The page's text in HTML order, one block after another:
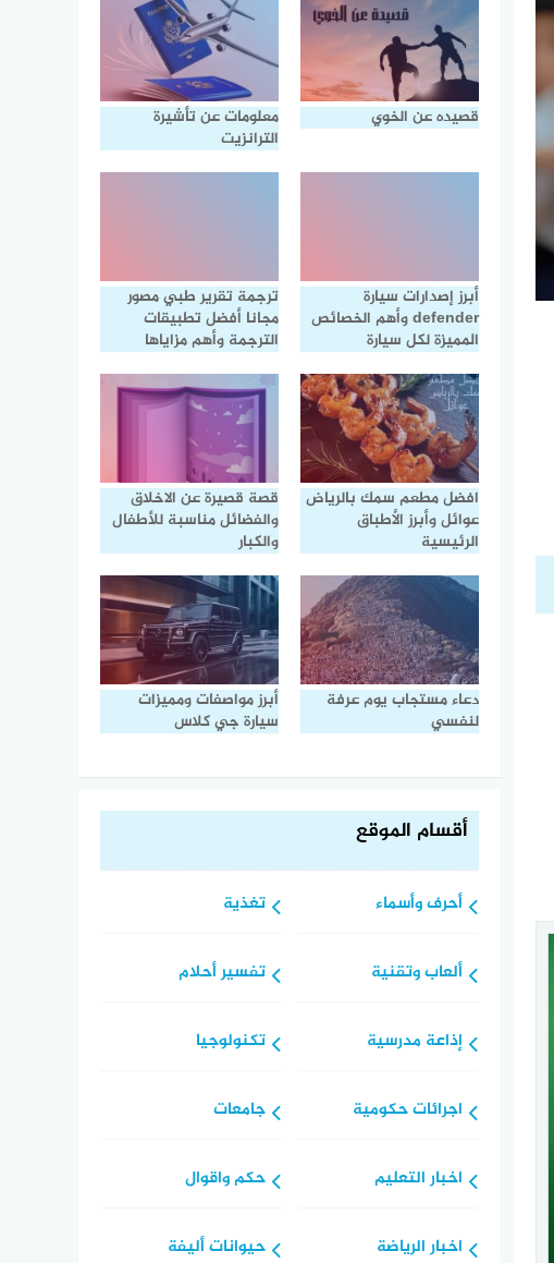
قصيده عن الخوي
معلومات عن تأشيرة
الترانزيت
أبرز إصدارات سيارة
defender وأهم الخصائص
المميزة لكل سيارة
ترجمة تقرير طبي مصور
مجانا أفضل تطبيقات
الترجمة وأهم مزاياها
افضل مطعم سمك بالرياض
عوائل وأبرز الأطباق
الرئيسية
قصة قصيرة عن الاخلاق
والفضائل مناسبة للأطفال
والكبار
دعاء مستجاب يوم عرفة
لنفسي
أبرز مواصفات ومميزات
سيارة جي كلاس
أقسام الموقع
أحرف وأسماء
ألعاب وتقنية
إذاعة مدرسية
اجرائات حكومية
اخبار التعليم
اخبار الرياضة
تغذية
تفسير أحلام
تكنولوجيا
جامعات
حكم واقوال
حيوانات أليفة